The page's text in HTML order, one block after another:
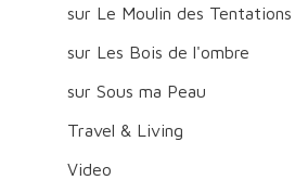
sur Le Moulin des Tentations
sur Les Bois de l'ombre
sur Sous ma Peau
Travel & Living
Video